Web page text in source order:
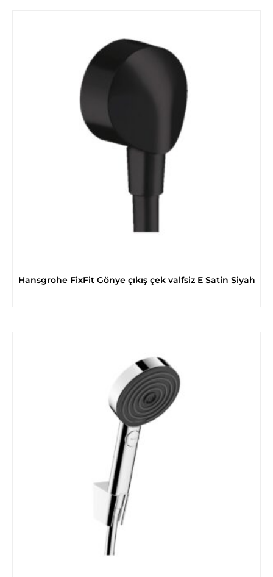
Hansgrohe FixFit Gönye çıkış çek valfsiz E Satin Siyah